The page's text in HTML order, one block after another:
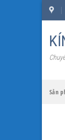
Skip
content
Sản